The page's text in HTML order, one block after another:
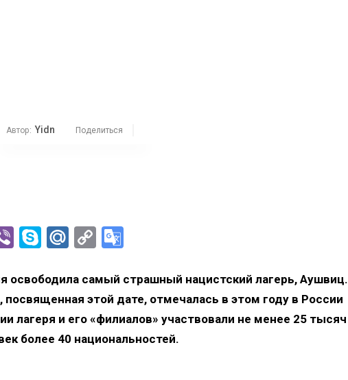
Автор: Yidn Поделиться
ViberSkypeMail.Ru
Copy
освободила самый страшный нацистский лагерь, Аушвиц.
этой дате, отмечалась в этом году в России
лагеря и его «филиалов» участвовали не менее 25 тысяч
более 40 национальностей.